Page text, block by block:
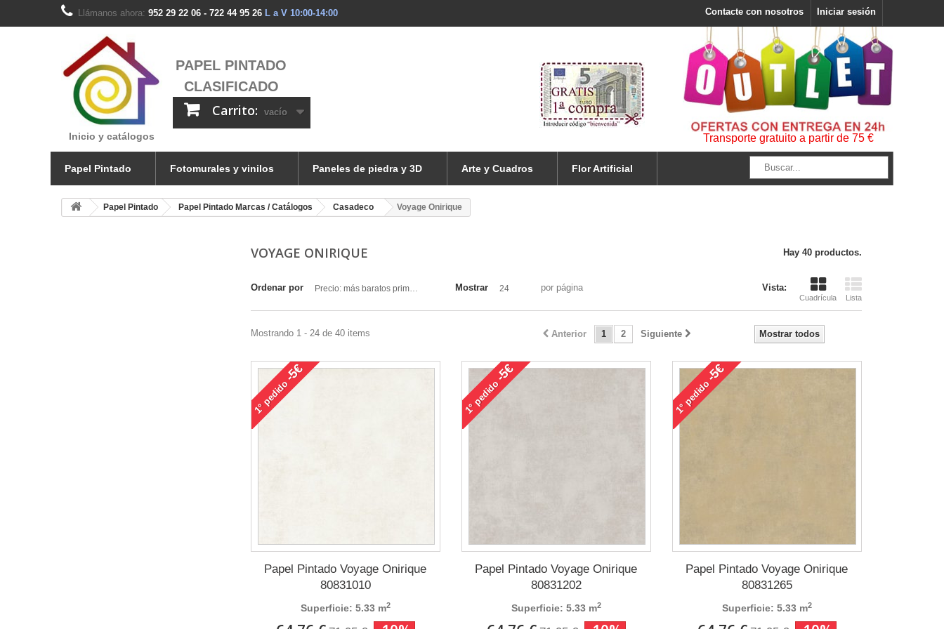
Iniciar sesión
Contacte con nosotros
Llámanos ahora: 952 29 22 06 - 722 44 95 26 L a V 10:00-14:00
Inicio y catálogos
PAPEL PINTADO
CLASIFICADO
Transporte gratuito a partir de 75 €
Carrito: vacío
Papel Pintado Fotomurales y vinilos Paneles de piedra y 3D Arte y Cuadros Flor Artificial
Papel Pintado Papel Pintado Marcas / Catálogos Casadeco Voyage Onirique
VOYAGE ONIRIQUE Hay 40 productos.
Vista:
Cuadrícula Lista
Ordenar por Precio: más baratos primero Mostrar 24 por página
Mostrar todos
Anterior 1 2 Siguiente
Mostrando 1 - 24 de 40 items
1°
pedido
-5€
Papel Pintado Voyage Onirique
80831010
Superficie: 5.33 m2
1°
pedido
-5€
Papel Pintado Voyage Onirique
80831202
Superficie: 5.33 m2
1°
pedido
-5€
Papel Pintado Voyage Onirique
80831265
Superficie: 5.33 m2